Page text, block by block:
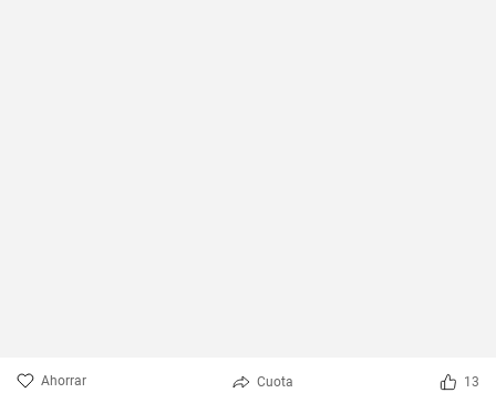
Ahorrar Cuota 13